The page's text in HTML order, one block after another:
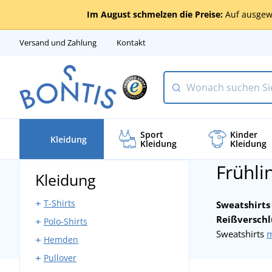
Im August schmelzen die Preise: Auf
Versand und Zahlung Kontakt
Kleidung Sport
Kleidung
Kinder
Kleidung
Sweatshirts
Kleidung
T-Shirts
Kurzarm-T-Shirts
Langarm-T-Shirts
Tanktops
Polo-Shirts
Kurzarm Polo-Shirts
Langarm Polo-Shirts
Hemden
Kurzarm Hemden
Pullover